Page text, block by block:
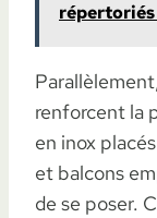
répertoriés
renforcent la
en inox
et balcons
de se poser.